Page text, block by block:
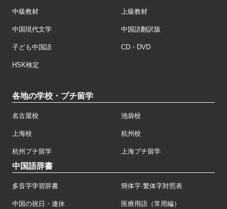
中級教材 上級教材
中国現代文学 中国語翻訳版
子ども中国語 CD・DVD
HSK検定
各地の学校・プチ留学
名古屋校 池袋校
上海校 杭州校
杭州プチ留学 上海プチ留学
中国語辞書
多音字学習辞書 簡体字·繁体字対照表
中国の祝日・連休 医療用語（常用編）